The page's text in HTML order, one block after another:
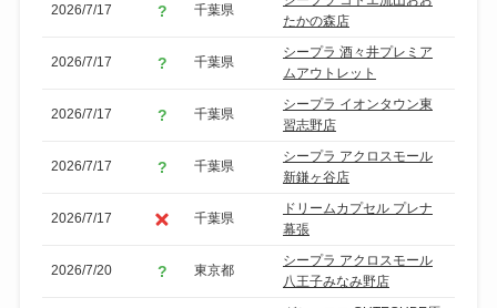
2026/7/17 千葉県
たかの森店
2026/7/17 千葉県
シープラ 酒々井プレミア
ムアウトレット
2026/7/17 千葉県
シープラ イオンタウン東
習志野店
2026/7/17 千葉県
シープラ アクロスモール
新鎌ヶ谷店
2026/7/17 千葉県
ドリームカプセル プレナ
幕張
2026/7/20 東京都
シープラ アクロスモール
八王子みなみ野店